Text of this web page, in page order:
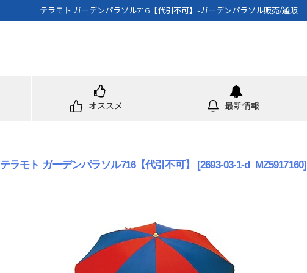
テラモト ガーデンパラソル716【代引不可】-ガーデンパラソル販売/通販
オススメ 最新情報
テラモト ガーデンパラソル716【代引不可】 [2693-03-1-d_MZ5917160]